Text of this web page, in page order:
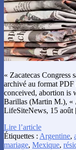
« Zacatecas
archivé au format
conceived, abortion is
Barillas (Martin M.), «
LifeSiteNews, 15
Lire l’article
Étiquettes : Argentine,
mariage, Mexique,